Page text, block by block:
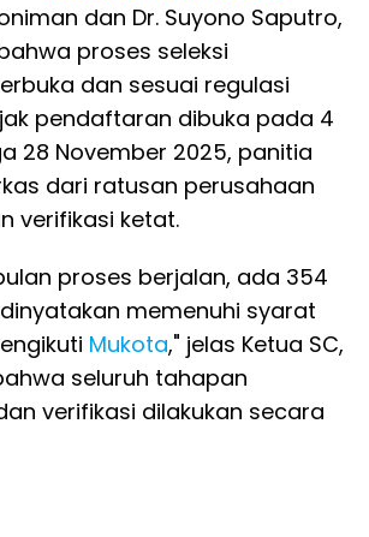
dan Dr. Suyono Saputro,
proses seleksi
dan sesuai regulasi
pendaftaran dibuka pada 4
28 November 2025, panitia
dari ratusan perusahaan
verifikasi ketat.
proses berjalan, ada 354
memenuhi syarat
Mukota," jelas Ketua SC,
seluruh tahapan
verifikasi dilakukan secara